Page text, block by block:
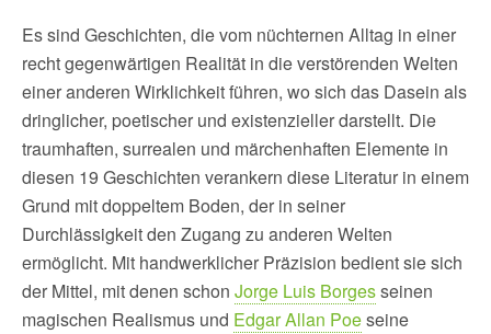
Es sind Geschichten, die vom nüchternen Alltag in einer
recht gegenwärtigen Realität in die verstörenden Welten
einer anderen Wirklichkeit führen, wo sich das Dasein als
dringlicher, poetischer und existenzieller darstellt. Die
traumhaften, surrealen und märchenhaften Elemente in
diesen 19 Geschichten verankern diese Literatur in einem
Grund mit doppeltem Boden, der in seiner
Durchlässigkeit den Zugang zu anderen Welten
ermöglicht. Mit handwerklicher Präzision bedient sie sich
der Mittel, mit denen schon Jorge Luis Borgesseinen
magischen Realismus und Edgar Allan Poeseine